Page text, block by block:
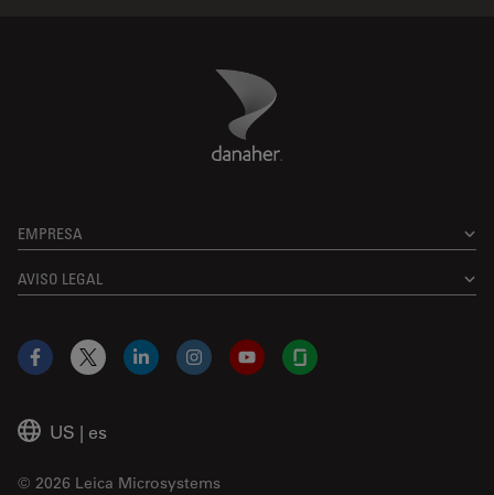
Danaher Logo
EMPRESA
AVISO LEGAL
US | es
© 2026 Leica Microsystems
Facebook
X LinkedInInstagramYouTubeGlassdoor